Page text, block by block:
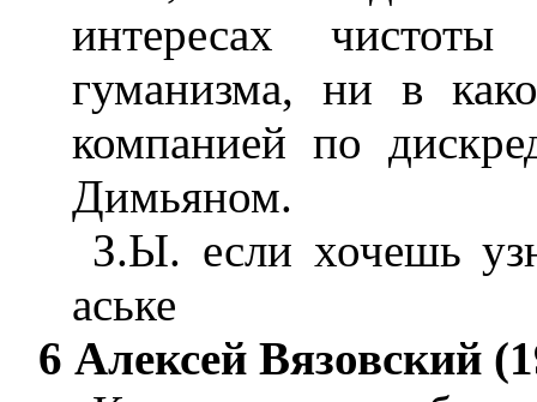
интересах
гуманизма, ни в
компанией по
Димьяном.
З.Ы. если хочешь
аське
6 Алексей Вязовский